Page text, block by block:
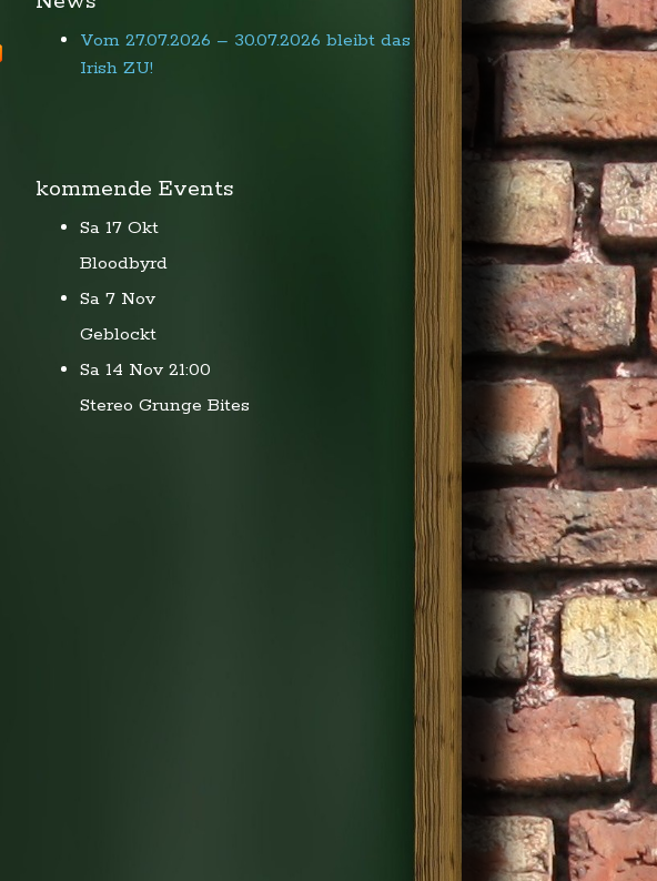
Vom 27.07.2026 – 30.07.2026 bleibt das
Irish ZU!
kommende Events
Sa 17 Okt
Bloodbyrd
Sa 7 Nov
Geblockt
Sa 14 Nov21:00
Stereo Grunge Bites